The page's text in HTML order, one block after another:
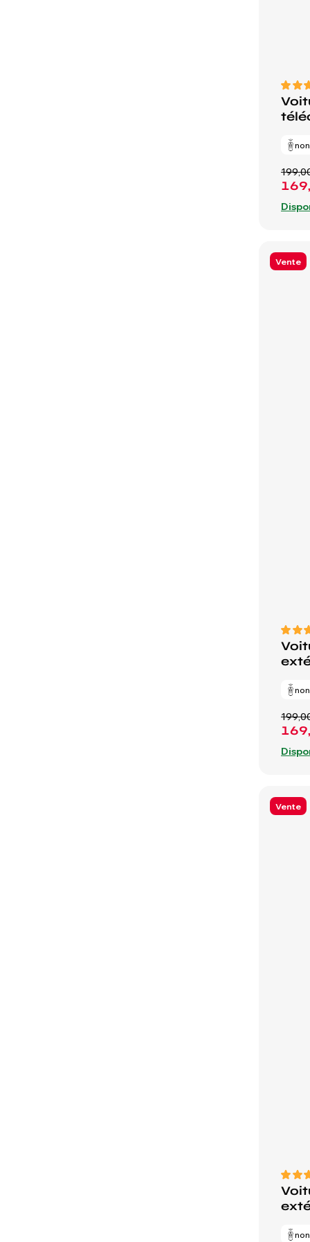
non
Vente
non
Vente
non